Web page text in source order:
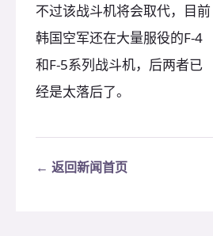
不过该战斗机将会取代，目前
韩国空军还在大量服役的F-4
和F-5系列战斗机，后两者已
经是太落后了。
← 返回新闻首页